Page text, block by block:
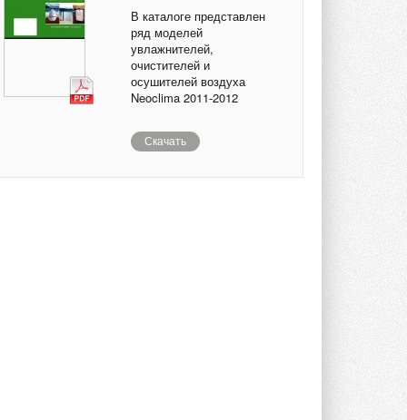
В каталоге представлен
ряд моделей
увлажнителей,
очистителей и
осушителей воздуха
Neoclima 2011-2012
Скачать